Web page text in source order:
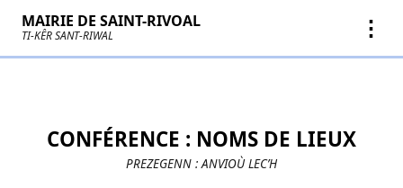
MAIRIE DE SAINT-RIVOAL
TI-KÊR SANT-RIWAL ⋮
CONFÉRENCE : NOMS DE LIEUX
PREZEGENN : ANVIOÙ LEC’H